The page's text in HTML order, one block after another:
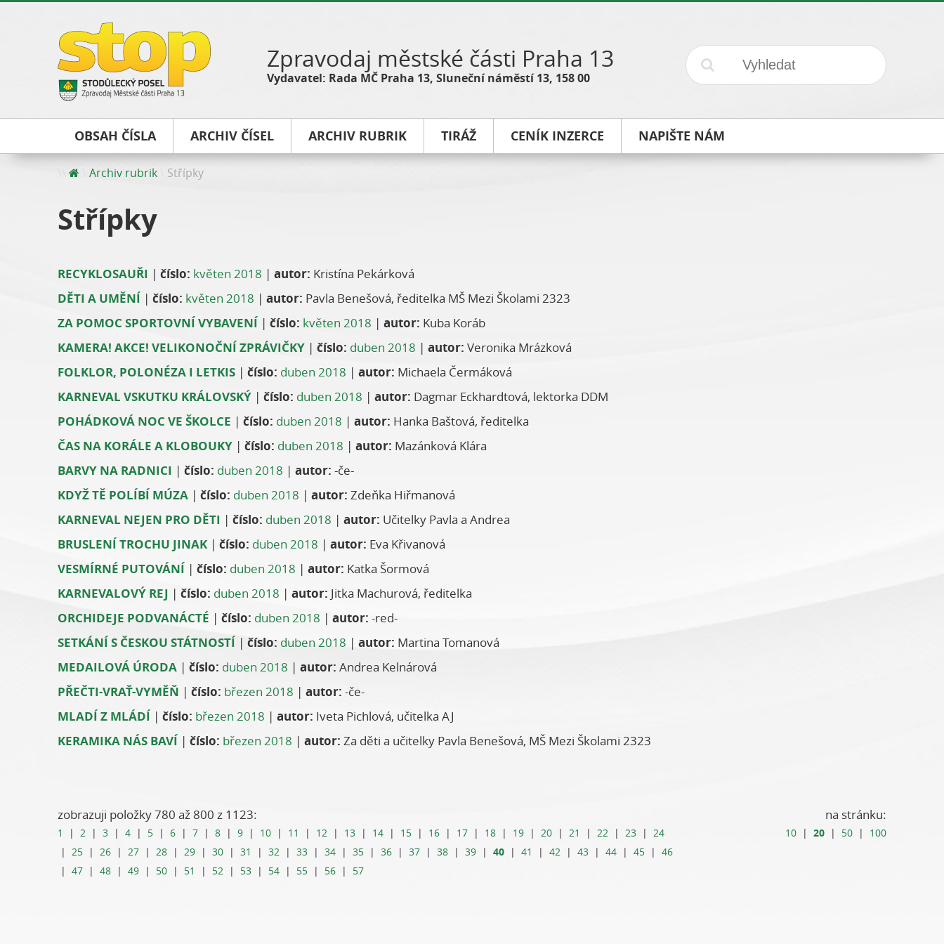
Zpravodaj městské části Praha 13
Vydavatel: Rada MČ Praha 13, Sluneční náměstí 13, 158 00
OBSAH ČÍSLA ARCHIV ČÍSEL ARCHIV RUBRIK TIRÁŽ CENÍK INZERCE NAPIŠTE NÁM
Archiv rubrik Střípky
Střípky
RECYKLOSAUŘI | číslo: květen 2018 | autor: Kristína Pekárková
DĚTI A UMĚNÍ | číslo: květen 2018 | autor: Pavla Benešová, ředitelka MŠ Mezi Školami 2323
ZA POMOC SPORTOVNÍ VYBAVENÍ | číslo: květen 2018 | autor: Kuba Koráb
KAMERA! AKCE! VELIKONOČNÍ ZPRÁVIČKY | číslo: duben 2018 | autor: Veronika Mrázková
FOLKLOR, POLONÉZA I LETKIS | číslo: duben 2018 | autor: Michaela Čermáková
KARNEVAL VSKUTKU KRÁLOVSKÝ | číslo: duben 2018 | autor: Dagmar Eckhardtová, lektorka DDM
POHÁDKOVÁ NOC VE ŠKOLCE | číslo: duben 2018 | autor: Hanka Baštová, ředitelka
ČAS NA KORÁLE A KLOBOUKY | číslo: duben 2018 | autor: Mazánková Klára
BARVY NA RADNICI | číslo: duben 2018 | autor: -če-
KDYŽ TĚ POLÍBÍ MÚZA | číslo: duben 2018 | autor: Zdeňka Hiřmanová
KARNEVAL NEJEN PRO DĚTI | číslo: duben 2018 | autor: Učitelky Pavla a Andrea
BRUSLENÍ TROCHU JINAK | číslo: duben 2018 | autor: Eva Křivanová
VESMÍRNÉ PUTOVÁNÍ | číslo: duben 2018 | autor: Katka Šormová
KARNEVALOVÝ REJ | číslo: duben 2018 | autor: Jitka Machurová, ředitelka
ORCHIDEJE PODVANÁCTÉ | číslo: duben 2018 | autor: -red-
SETKÁNÍ S ČESKOU STÁTNOSTÍ | číslo: duben 2018 | autor: Martina Tomanová
MEDAILOVÁ ÚRODA | číslo: duben 2018 | autor: Andrea Kelnárová
PŘEČTI-VRAŤ-VYMĚŇ | číslo: březen 2018 | autor: -če-
MLADÍ Z MLÁDÍ | číslo: březen 2018 | autor: Iveta Pichlová, učitelka AJ
KERAMIKA NÁS BAVÍ | číslo: březen 2018 | autor: Za děti a učitelky Pavla Benešová, MŠ Mezi Školami 2323
zobrazuji položky 780 až 800 z 1123:
1 | 2 | 3 | 4 | 5 | 6 | 7 | 8 | 9 | 10 | 11 | 12 | 13 | 14 | 15 | 16 | 17 | 18 | 19 | 20 | 21 | 22 | 23 | 24
| 25 | 26 | 27 | 28 | 29 | 30 | 31 | 32 | 33 | 34 | 35 | 36 | 37 | 38 | 39 | 40 | 41 | 42 | 43 | 44 | 45 | 46
| 47 | 48 | 49 | 50 | 51 | 52 | 53 | 54 | 55 | 56 | 57
na stránku:
10| 20| 50| 100